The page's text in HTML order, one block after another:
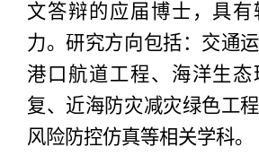
文答辩的应届博士，具
力。研究方向包括： 交通
港口航道工程、海洋生
复、近海防灾减灾绿色工
风险防控仿真等相关学科。